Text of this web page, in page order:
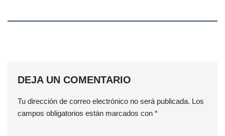
DEJA UN COMENTARIO
Tu dirección de correo electrónico no será publicada. Los
campos obligatorios están marcados con *